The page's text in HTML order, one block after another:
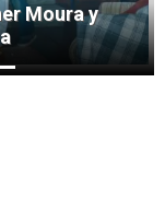
Moura y